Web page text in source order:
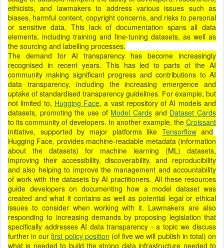
ethicists, and lawmakers to address various issues such as
biases, harmful content, copyright concerns, and risks to personal
or sensitive data. This lack of documentation spans all data
elements, including training and fine-tuning datasets, as well as
the sourcing and labelling processes.
The demand for AI transparency has become increasingly
recognised in recent years. This has led to parts of the AI
community making significant progress and contributions to AI
data transparency, including the increasing emergence and
uptake of standardised transparency guidelines. For example, but
not limited to, Hugging Face, a vast repository of AI models and
datasets, promoting the use of Model Cards and Dataset Cards
to its community of developers. In another example, the Croissant
initiative, supported by major platforms like Tensorflowand
Hugging Face, provides machine-readable metadata (information
about the datasets) for machine learning (ML) datasets,
improving their accessibility, discoverability, and reproducibility
and also helping to improve the management and accountability
of work with the datasets by AI practitioners. All these resources
guide developers on documenting how a model dataset was
created and what it contains as well as potential legal or ethical
issues to consider when working with it. Lawmakers are also
responding to increasing demands by proposing legislation that
specifically addresses AI data transparency - a topic we discuss
further in ourfirst policy position (of five we will publish in total) on
what is needed to build the strong data infrastructure needed to